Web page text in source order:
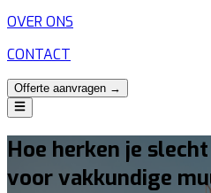
OVER ONS
CONTACT
Offerte aanvragen →
Hoe herken je
voor vakkundige